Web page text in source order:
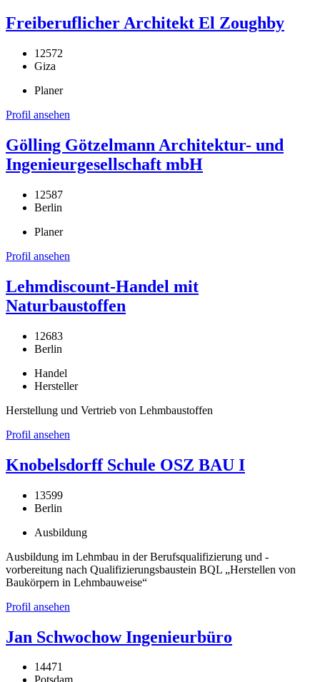
Freiberuflicher Architekt El Zoughby
12572
Giza
Planer
Profil ansehen
Gölling Götzelmann Architektur- und
Ingenieurgesellschaft mbH
12587
Berlin
Planer
Profil ansehen
Lehmdiscount-Handel mit
Naturbaustoffen
12683
Berlin
Handel
Hersteller
Herstellung und Vertrieb von Lehmbaustoffen
Profil ansehen
Knobelsdorff Schule OSZ BAU I
13599
Berlin
Ausbildung
Ausbildung im Lehmbau in der Berufsqualifizierung und -
vorbereitung nach Qualifizierungsbaustein BQL „Herstellen von
Baukörpern in Lehmbauweise“
Profil ansehen
Jan Schwochow Ingenieurbüro
14471